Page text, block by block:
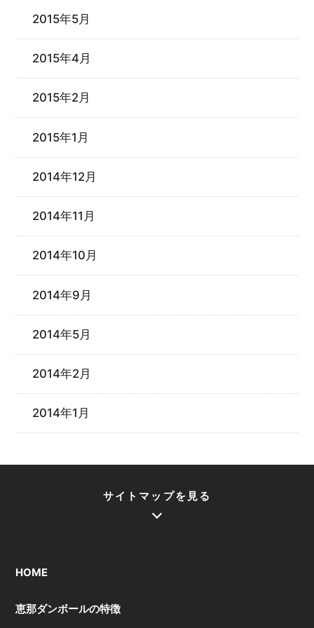
2015年5月
2015年4月
2015年2月
2015年1月
2014年12月
2014年11月
2014年10月
2014年9月
2014年5月
2014年2月
2014年1月
サイトマップを見る
HOME
恵那ダンボールの特徴